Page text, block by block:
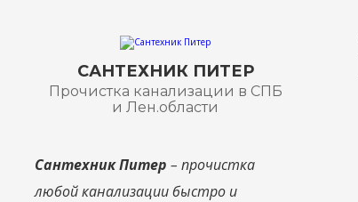
САНТЕХНИК ПИТЕР
Прочистка канализации в СПБ
и Лен.области
Сантехник Питер – прочистка
любой канализации быстро и